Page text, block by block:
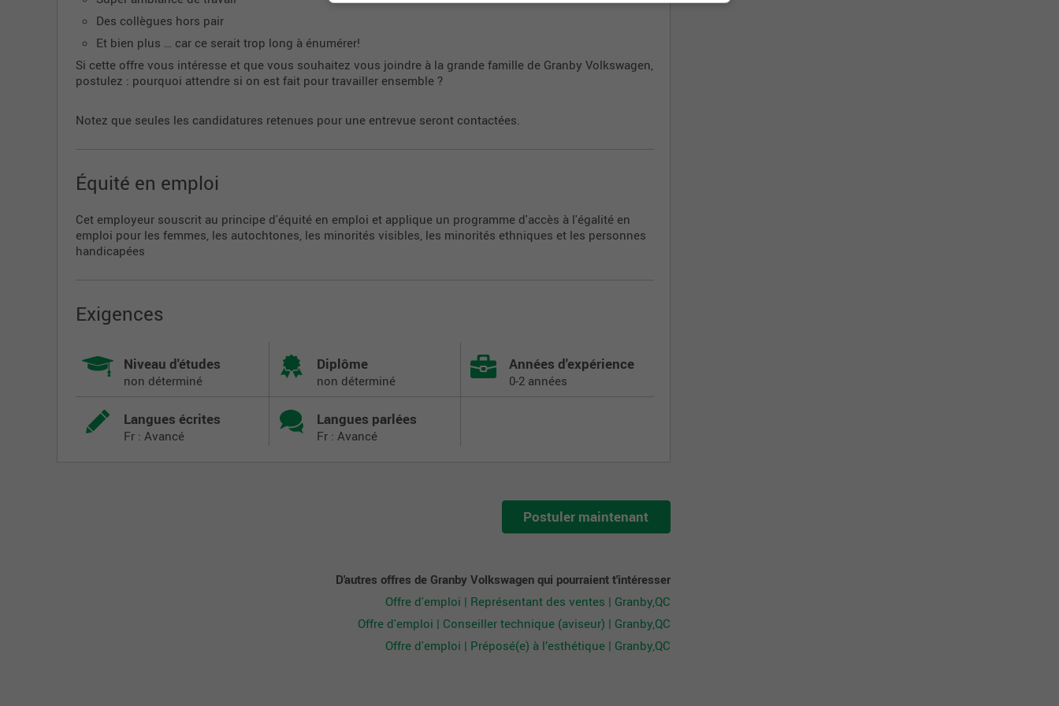
Des collègues hors pair
Et bien plus … car ce serait trop long à énumérer!
Si cette offre vous intéresse et que vous souhaitez vous joindre à la grande famille de Granby Volkswagen,
postulez : pourquoi attendre si on est fait pour travailler ensemble ?
Notez que seules les candidatures retenues pour une entrevue seront contactées.
Équité en emploi
Cet employeur souscrit au principe d'équité en emploi et applique un programme d'accès à l'égalité en
emploi pour les femmes, les autochtones, les minorités visibles, les minorités ethniques et les personnes
handicapées
Exigences
Niveau d'études
non déterminé
Diplôme
non déterminé
Années d'expérience
0-2 années
Langues écrites
Fr : Avancé
Langues parlées
Fr : Avancé
Postuler maintenant
D'autres offres de Granby Volkswagen qui pourraient t'intéresser
Offre d'emploi | Représentant des ventes | Granby,QC
Offre d'emploi | Conseiller technique (aviseur) | Granby,QC
Offre d'emploi | Préposé(e) à l’esthétique | Granby,QC